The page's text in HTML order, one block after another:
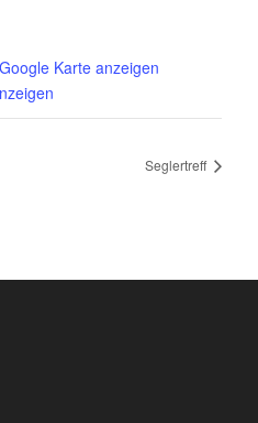
Google Karte anzeigen
Seglertreff